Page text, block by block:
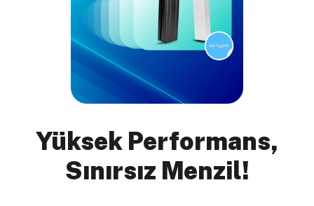
Yüksek Performans,
Sınırsız Menzil!